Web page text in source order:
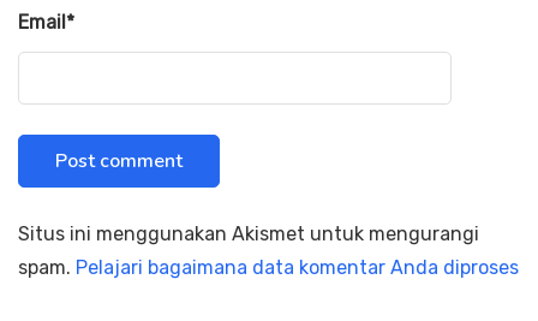
Email*
Situs ini menggunakan Akismet untuk mengurangi
spam. Pelajari bagaimana data komentar Anda diproses